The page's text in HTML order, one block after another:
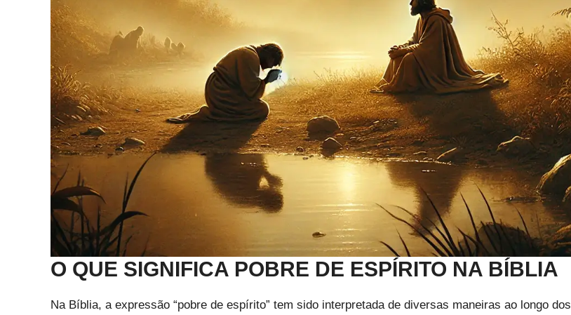
O QUE SIGNIFICA POBRE DE ESPÍRITO NA BÍBLIA
Na Bíblia, a expressão “pobre de espírito” tem sido interpretada de diversas maneiras ao longo dos